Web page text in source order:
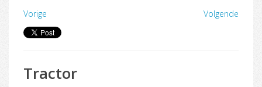
Vorige Volgende
Tractor